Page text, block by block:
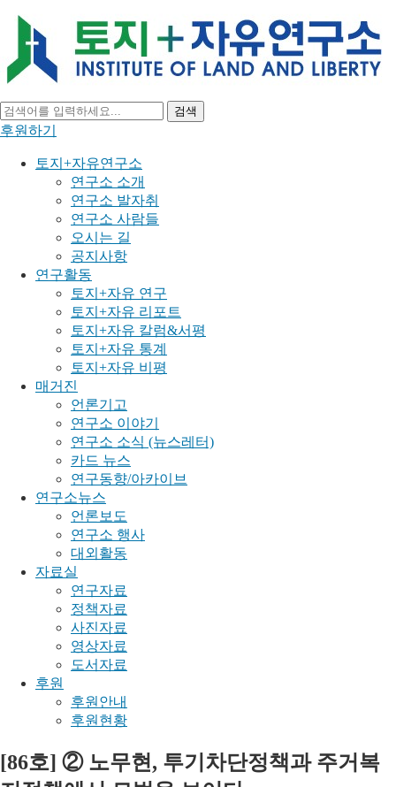
검색
후원하기
토지+자유연구소
연구소 소개
연구소 발자취
연구소 사람들
오시는 길
공지사항
연구활동
토지+자유 연구
토지+자유 리포트
토지+자유 칼럼&서평
토지+자유 통계
토지+자유 비평
매거진
언론기고
연구소 이야기
연구소 소식 (뉴스레터)
카드 뉴스
연구동향/아카이브
연구소뉴스
언론보도
연구소 행사
대외활동
자료실
연구자료
정책자료
사진자료
영상자료
도서자료
후원
후원안내
후원현황
[86호] ② 노무현, 투기차단정책과 주거복